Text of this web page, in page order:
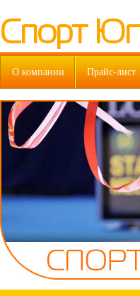
Спорт Юг
О компании Прайс-лист